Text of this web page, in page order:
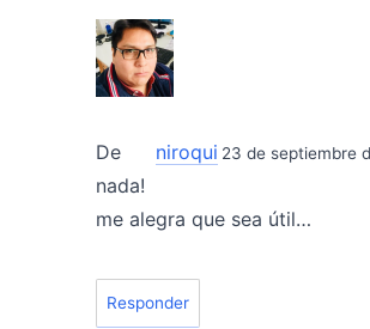
niroqui 23 de septiembre
De
nada!
me alegra que sea útil…
Responder